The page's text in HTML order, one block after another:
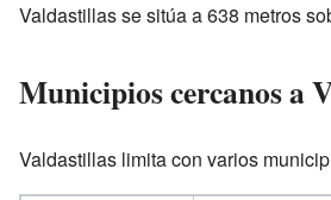
Valdastillas se sitúa a 638 metros
Municipios cercanos a
Valdastillas limita con varios